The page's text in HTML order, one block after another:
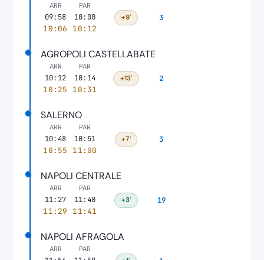
ARR
09:58
10:06
PAR
10:00
10:12
+9' 3
AGROPOLI CASTELLABATE
ARR
10:12
10:25
PAR
10:14
10:31
+13' 2
SALERNO
ARR
10:48
10:55
PAR
10:51
11:00
+7' 3
NAPOLI CENTRALE
ARR
11:27
11:29
PAR
11:40
11:41
+3' 19
NAPOLI AFRAGOLA
ARR PAR